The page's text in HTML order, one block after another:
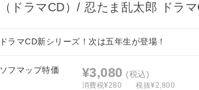
（ドラマCD）/ 忍たま乱太郎 ドラ
ドラマCD新シリーズ！次は五年生が登場！
ソフマップ特価 ¥3,080 (税込)
消費税¥280 税抜¥2,800